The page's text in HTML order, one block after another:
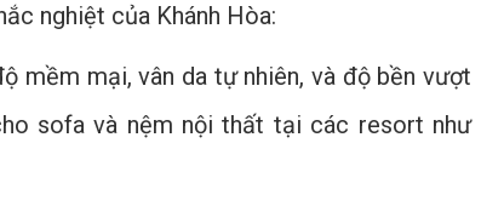
nghiệt của Khánh Hòa:
mềm mại, vân da tự nhiên, và độ bền vượt
sofa và nệm nội thất tại các resort như